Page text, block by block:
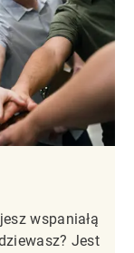
wspaniałą
Jest